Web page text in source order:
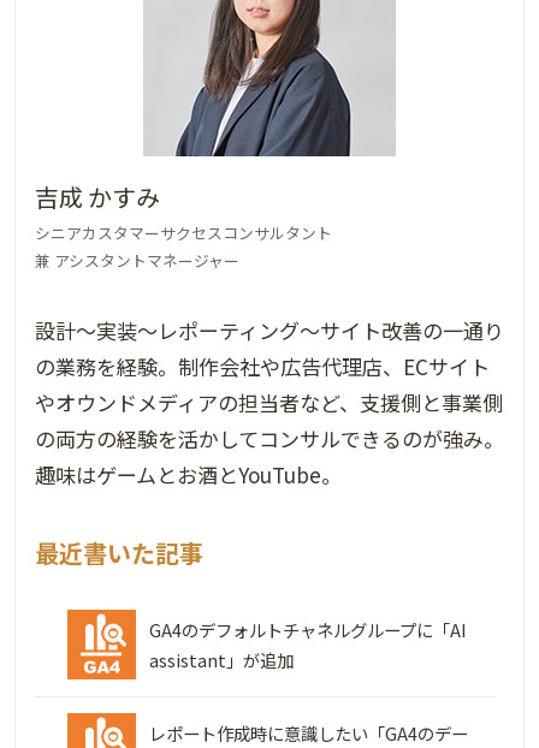
吉成 かすみ
シニアカスタマーサクセスコンサルタント
兼 アシスタントマネージャー
設計〜実装〜レポーティング〜サイト改善の一通り
の業務を経験。制作会社や広告代理店、ECサイト
やオウンドメディアの担当者など、支援側と事業側
の両方の経験を活かしてコンサルできるのが強み。
趣味はゲームとお酒とYouTube。
最近書いた記事
GA4のデフォルトチャネルグループに「AI
assistant」が追加
レポート作成時に意識したい「GA4のデー